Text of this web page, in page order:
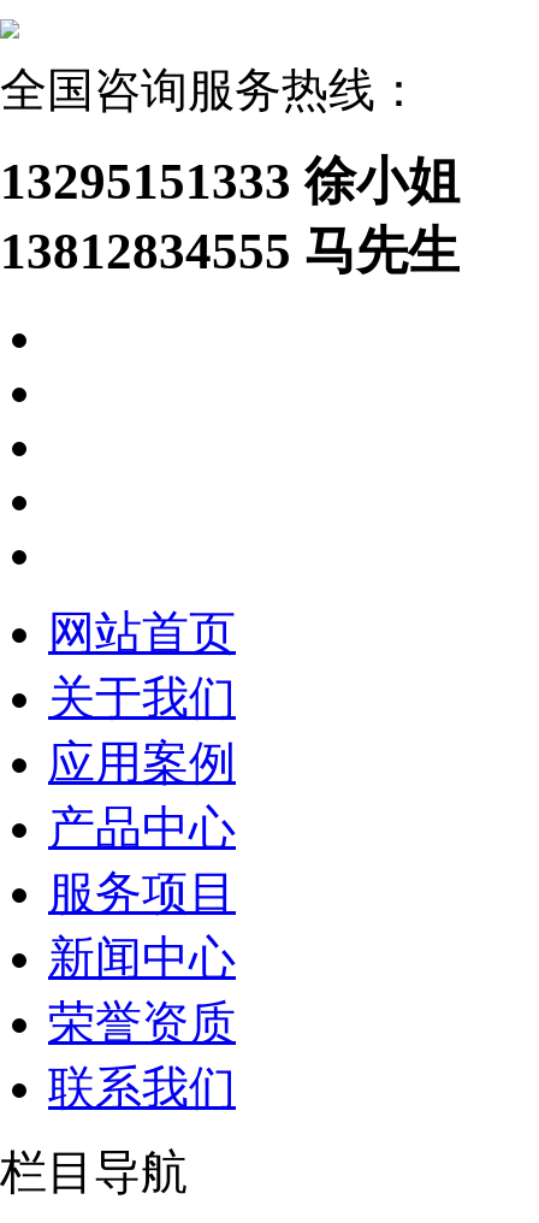
全国咨询服务热线：
13295151333 徐小姐
13812834555 马先生
网站首页
关于我们
应用案例
产品中心
服务项目
新闻中心
荣誉资质
联系我们
栏目导航